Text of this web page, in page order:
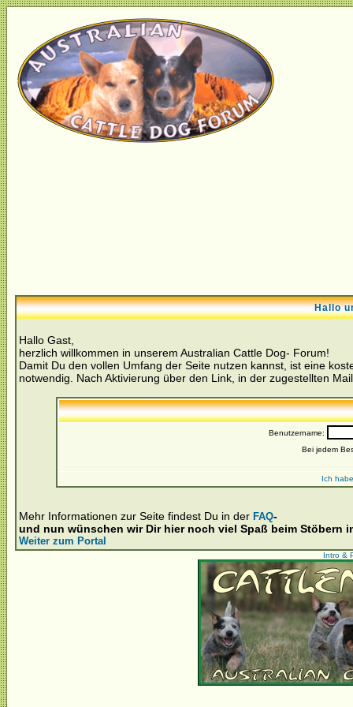
Hallo
Hallo Gast,
herzlich willkommen in unserem Australian Cattle Dog- Forum!
Damit Du den vollen Umfang der Seite nutzen kannst, ist eine
notwendig. Nach Aktivierung über den Link, in der zugestellten
Benutzername:
Bei jedem
Ich
Mehr Informationen zur Seite findest Du in der FAQ-
und nun wünschen wir Dir hier noch viel Spaß beim Stöbern
Weiter zum Portal
Intro &